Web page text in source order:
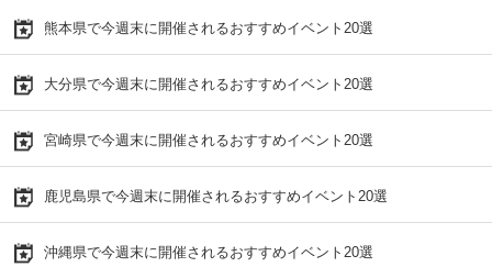
熊本県で今週末に開催されるおすすめイベント20選
大分県で今週末に開催されるおすすめイベント20選
宮崎県で今週末に開催されるおすすめイベント20選
鹿児島県で今週末に開催されるおすすめイベント20選
沖縄県で今週末に開催されるおすすめイベント20選